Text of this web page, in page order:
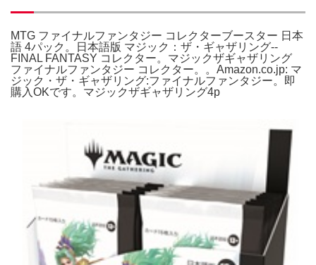
MTG ファイナルファンタジー コレクターブースター 日本
語 4パック。日本語版 マジック：ザ・ギャザリング--
FINAL FANTASY コレクター。マジックザギャザリング
ファイナルファンタジー コレクター。。Amazon.co.jp: マ
ジック・ザ・ギャザリング:ファイナルファンタジー。即
購入OKです。マジックザギャザリング4p